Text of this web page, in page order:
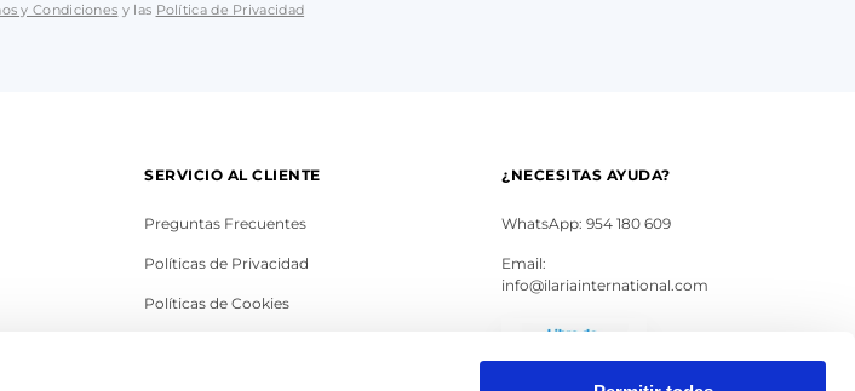
y Condiciones y las Política de Privacidad
SERVICIO AL CLIENTE
Preguntas Frecuentes
Políticas de Privacidad
Políticas de Cookies
¿NECESITAS AYUDA?
WhatsApp: 954 180 609
Email:
info@ilariainternational.com